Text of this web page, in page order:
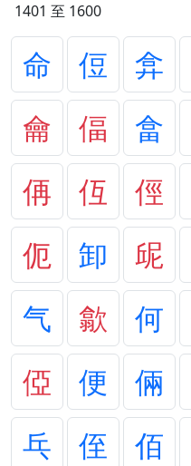
1401 至 1600
命 侸 弇
龠
偪 畣
侢
仾 俓
伌
卸 屔
气
歙 何
俹
便 倆
乓
侄 佰